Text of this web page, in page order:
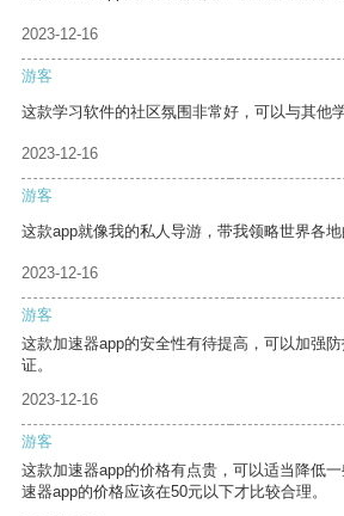
2023-12-16
游客
这款学习软件的社区氛围非常好，可以与其他
2023-12-16
游客
这款app就像我的私人导游，带我领略世界各地
2023-12-16
游客
这款加速器app的安全性有待提高，可以加强
证。
2023-12-16
游客
这款加速器app的价格有点贵，可以适当降低
速器app的价格应该在50元以下才比较合理。